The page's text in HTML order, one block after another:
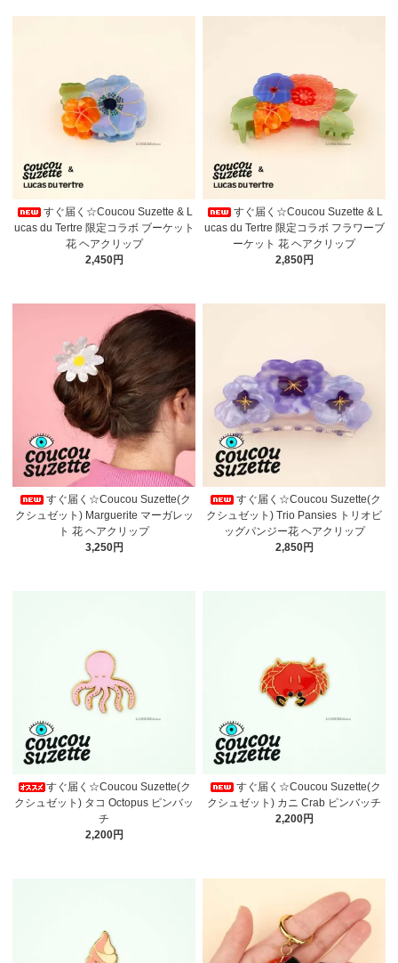
すぐ届く☆Coucou Suzette & L
ucas du Tertre 限定コラボ ブーケット
花 ヘアクリップ
2,450円
すぐ届く☆Coucou Suzette & L
ucas du Tertre 限定コラボ フラワーブ
ーケット 花 ヘアクリップ
2,850円
すぐ届く☆Coucou Suzette(ク
クシュゼット) Marguerite マーガレッ
ト 花 ヘアクリップ
3,250円
すぐ届く☆Coucou Suzette(ク
クシュゼット) Trio Pansies トリオビ
ッグパンジー花 ヘアクリップ
2,850円
すぐ届く☆Coucou Suzette(ク
クシュゼット) タコ Octopus ピンバッ
チ
2,200円
すぐ届く☆Coucou Suzette(ク
クシュゼット) カニ Crab ピンバッチ
2,200円